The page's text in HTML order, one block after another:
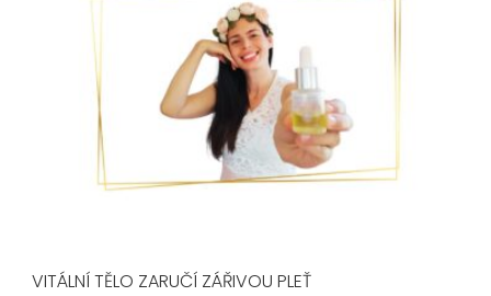
VITÁLNÍ TĚLO ZARUČÍ ZÁŘIVOU PLEŤ